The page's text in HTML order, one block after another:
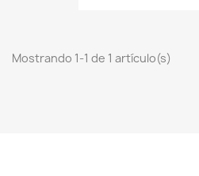
Mostrando 1-1 de 1 artículo(s)